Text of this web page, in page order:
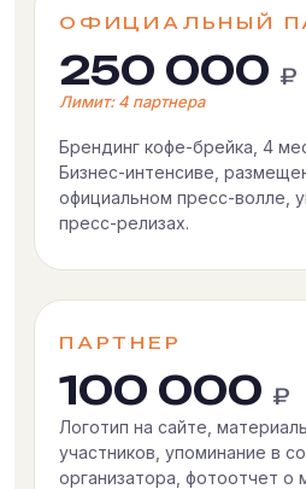
ОФИЦИАЛЬНЫЙ
250 000 ₽
Лимит: 4 партнера
Брендинг кофе-брейка, 4
Бизнес-интенсиве,
официальном пресс-волле,
пресс-релизах.
ПАРТНЕР
100 000 ₽
Логотип на сайте,
участников, упоминание в
организатора, фотоотчет о